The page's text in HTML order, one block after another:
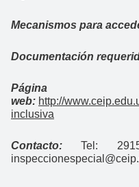
Mecanismos para
Documentación
Página
web: http://
inclusiva
Contacto:Tel: